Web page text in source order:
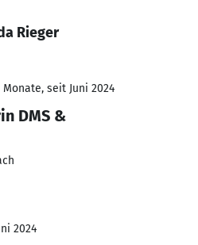
Rieger
Monate, seit Juni 2024
DMS &
2024